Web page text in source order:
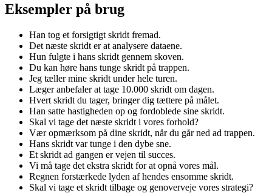
Eksempler på brug
Han tog et forsigtigt skridt fremad.
Det næste skridt er at analysere dataene.
Hun fulgte i hans skridt gennem skoven.
Du kan høre hans tunge skridt på trappen.
Jeg tæller mine skridt under hele turen.
Læger anbefaler at tage 10.000 skridt om dagen.
Hvert skridt du tager, bringer dig tættere på målet.
Han satte hastigheden op og fordoblede sine skridt.
Skal vi tage det næste skridt i vores forhold?
Vær opmærksom på dine skridt, når du går ned ad trappen.
Hans skridt var tunge i den dybe sne.
Et skridt ad gangen er vejen til succes.
Vi må tage det ekstra skridt for at opnå vores mål.
Regnen forstærkede lyden af hendes ensomme skridt.
Skal vi tage et skridt tilbage og genoverveje vores strategi?